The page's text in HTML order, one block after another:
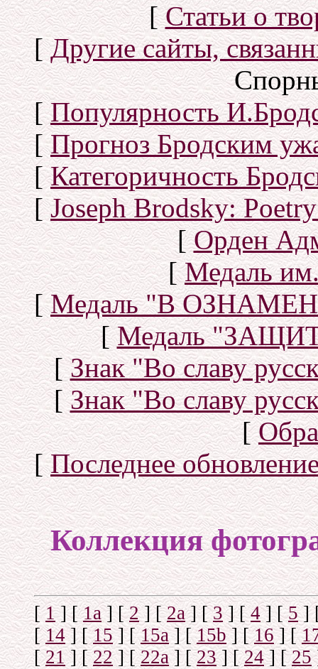
[Статьи о
[Другие сайты,
[Популярность
[Прогноз Бродским
[Категоричность
[Joseph Brodsky:
[Орден
[Медаль
[Медаль "В
[Медаль
[Знак "Во славу
[Знак "Во славу
[
[Последнее
Коллекция
[1] [1а] [2] [2а] [3] [4] [5]
[14] [15] [15a] [15b] [16] [
[21] [22] [22a] [23] [24] [25